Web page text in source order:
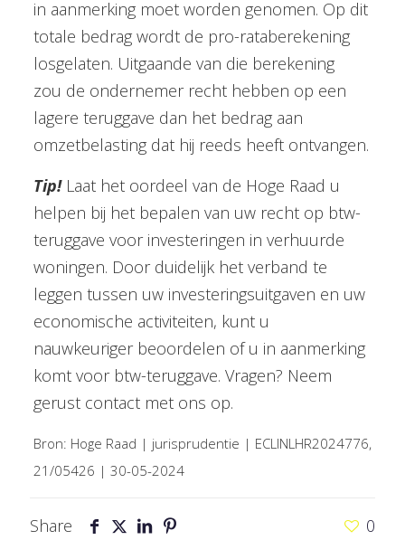
in aanmerking moet worden genomen. Op dit
totale bedrag wordt de pro-rataberekening
losgelaten. Uitgaande van die berekening
zou de ondernemer recht hebben op een
lagere teruggave dan het bedrag aan
omzetbelasting dat hij reeds heeft ontvangen.
Tip! Laat het oordeel van de Hoge Raad u
helpen bij het bepalen van uw recht op btw-
teruggave voor investeringen in verhuurde
woningen. Door duidelijk het verband te
leggen tussen uw investeringsuitgaven en uw
economische activiteiten, kunt u
nauwkeuriger beoordelen of u in aanmerking
komt voor btw-teruggave. Vragen? Neem
gerust contact met ons op.
Bron: Hoge Raad | jurisprudentie | ECLINLHR2024776,
21/05426 | 30-05-2024
Share 0